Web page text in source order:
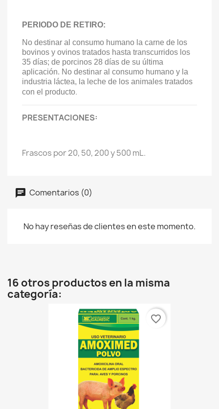
PERIODO DE RETIRO:
No destinar al consumo humano la carne de los
bovinos y ovinos tratados hasta transcurridos los
35 días; de porcinos 28 días de su última
aplicación. No destinar al consumo humano y la
industria láctea, la leche de los animales tratados
con el producto.
PRESENTACIONES:
Frascos por 20, 50, 200 y 500 mL.
Comentarios (0)
No hay reseñas de clientes en este momento.
16 otros productos en la misma
categoría:
favorite_border